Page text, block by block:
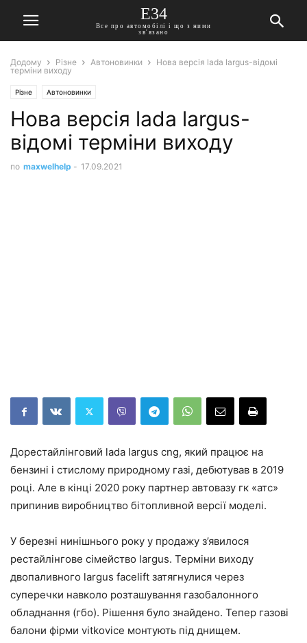
E34
Все про автомобілі і що з ними
зв'язано
Додому Різне Автоновинки
Нова версія lada largus-відомі
терміни виходу
Різне Автоновинки
Нова версія lada largus-
відомі терміни виходу
по maxwelhelp - 17.09.2021
Дорестайлінговий lada largus cng, який працює на
бензині і стислому природному газі, дебютував в 2019
році. Але в кінці 2020 року партнер автовазу гк «атс»
припинив виробництво бітопливной версії моделі.
У березні нинішнього року у продажу з’явилося
рестайлінгове сімейство largus. Терміни виходу
двопаливного largus facelift затягнулися через
суперечки навколо розташування газобалонного
обладнання (гбо). Рішення було знайдено. Тепер газові
балони фірми vitkovice монтують під днищем.